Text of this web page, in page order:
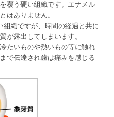
覆う硬い組織です。エナメル
はありません。
組織ですが、時間の経過と共に
が露出してしまいます。
たいものや熱いもの等に触れ
で伝達され歯は痛みを感じる